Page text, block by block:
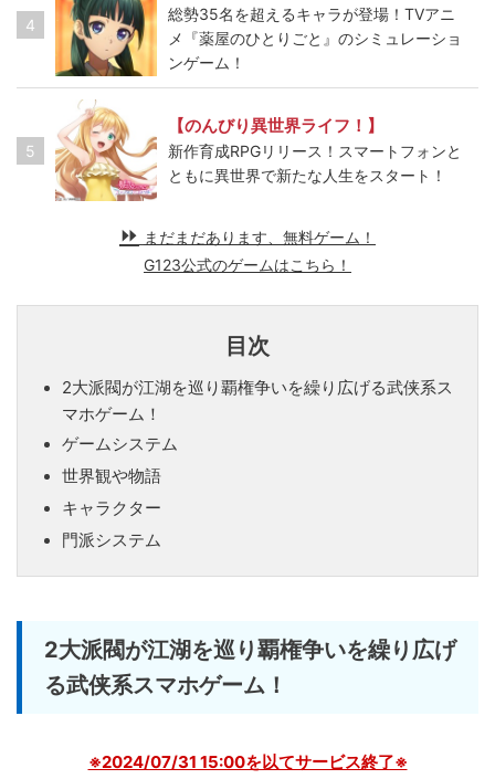
4
総勢35名を超えるキャラが登場！TVアニ
メ『薬屋のひとりごと』のシミュレーショ
ンゲーム！
5
【のんびり異世界ライフ！】
新作育成RPGリリース！スマートフォンと
ともに異世界で新たな人生をスタート！
まだまだあります、無料ゲーム！
G123公式のゲームはこちら！
目次
2大派閥が江湖を巡り覇権争いを繰り広げる武侠系ス
マホゲーム！
ゲームシステム
世界観や物語
キャラクター
門派システム
2大派閥が江湖を巡り覇権争いを繰り広げ
る武侠系スマホゲーム！
※2024/07/31 15:00を以てサービス終了※